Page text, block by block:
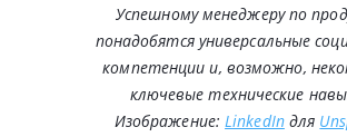
Успешному менеджеру по
понадобятся универсальные
компетенции и, возможно,
ключевые технические
Изображение:LinkedInдля